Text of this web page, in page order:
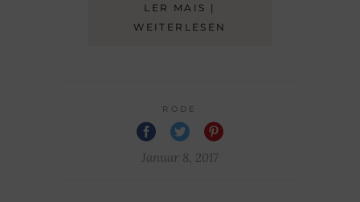
LER MAIS |
WEITERLESEN
RODE
Januar 8, 2017